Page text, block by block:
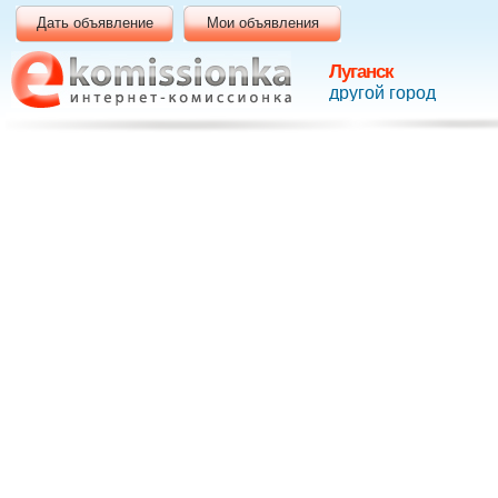
Луганск
другой город
Дать объявление Мои объявления